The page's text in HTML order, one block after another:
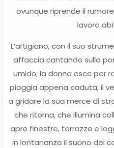
ovunque riprende il
lavoro
L’artigiano, con il suo
affaccia cantando sulla
umido; la donna esce per
pioggia appena caduta; il
a gridare la sua merce di
che ritorna, che illumina
apre finestre, terrazze e
in lontananza il suono dei